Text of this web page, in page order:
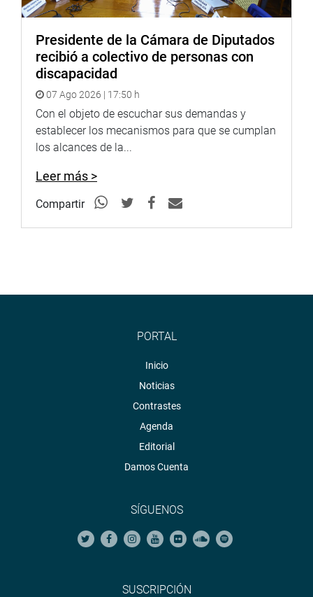
http://www4.congreso.gob.pe/heraldo/index.asp
Presidente de la Cámara de Diputados
recibió a colectivo de personas con
discapacidad
07 Ago 2026 | 17:50 h
Con el objeto de escuchar sus demandas y
establecer los mecanismos para que se cumplan
los alcances de la...
Leer más >
Compartir
PORTAL
Inicio
Noticias
Contrastes
Agenda
Editorial
Damos Cuenta
SÍGUENOS
SUSCRIPCIÓN